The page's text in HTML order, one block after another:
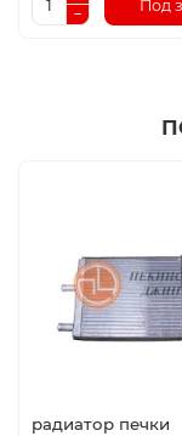
Под
радиатор печки